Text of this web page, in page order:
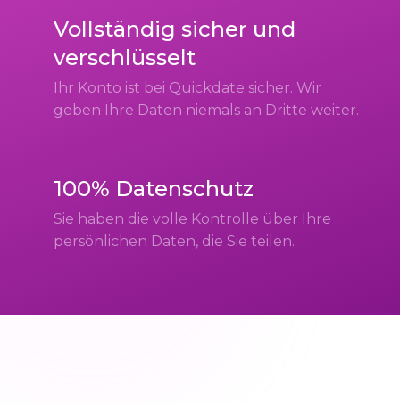
Vollständig sicher und
verschlüsselt
Ihr Konto ist bei Quickdate sicher. Wir
geben Ihre Daten niemals an Dritte weiter.
100% Datenschutz
Sie haben die volle Kontrolle über Ihre
persönlichen Daten, die Sie teilen.